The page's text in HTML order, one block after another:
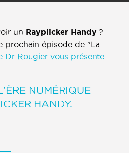
un Rayplicker Handy ?
prochain épisode de "La
Dr Rougier vous présente
NUMÉRIQUE
HANDY.